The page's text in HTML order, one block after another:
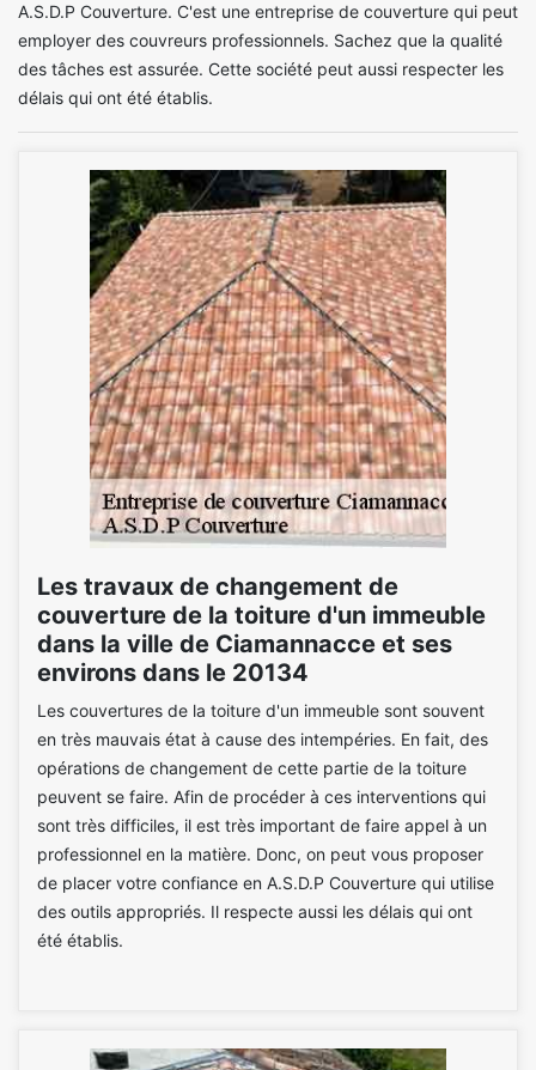
A.S.D.P Couverture. C'est une entreprise de couverture qui peut
employer des couvreurs professionnels. Sachez que la qualité
des tâches est assurée. Cette société peut aussi respecter les
délais qui ont été établis.
Les travaux de changement de
couverture de la toiture d'un immeuble
dans la ville de Ciamannacce et ses
environs dans le 20134
Les couvertures de la toiture d'un immeuble sont souvent
en très mauvais état à cause des intempéries. En fait, des
opérations de changement de cette partie de la toiture
peuvent se faire. Afin de procéder à ces interventions qui
sont très difficiles, il est très important de faire appel à un
professionnel en la matière. Donc, on peut vous proposer
de placer votre confiance en A.S.D.P Couverture qui utilise
des outils appropriés. Il respecte aussi les délais qui ont
été établis.